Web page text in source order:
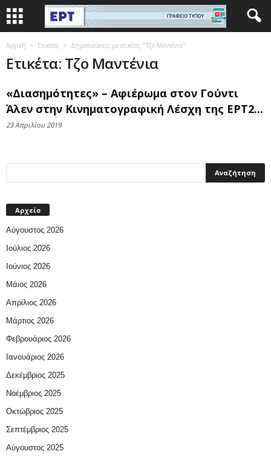
Αρχική Ετικέτες Δημοσιεύσεις με ετικέτες "Τζο Μαντένια"
Ετικέτα: Τζο Μαντένια
«Διασημότητες» – Αφιέρωμα στον Γούντι
Άλεν στην Κινηματογραφική Λέσχη της ΕΡΤ2...
23 Απριλίου 2019
Αρχείο
Αύγουστος 2026
Ιούλιος 2026
Ιούνιος 2026
Μάιος 2026
Απρίλιος 2026
Μάρτιος 2026
Φεβρουάριος 2026
Ιανουάριος 2026
Δεκέμβριος 2025
Νοέμβριος 2025
Οκτώβριος 2025
Σεπτέμβριος 2025
Αύγουστος 2025